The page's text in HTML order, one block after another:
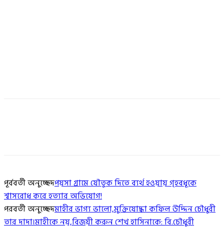
পূর্ববর্তী অনুচ্ছেদপয়সা গ্রামে যৌতুক দিতে ব্যর্থ হওয়ায় গৃহবধূকে
শ্বাসরোধ করে হত্যার অভিযোগ!
পরবর্তী অনুচ্ছেদমাহীর ভাগ্য ভালো,মুক্তিযোদ্ধা কফিল উদ্দিন চৌধুরী
তার দাদা।মাহীকে নয়,বিজয়ী করুন শেখ হাসিনাকে: বি.চৌধুরী